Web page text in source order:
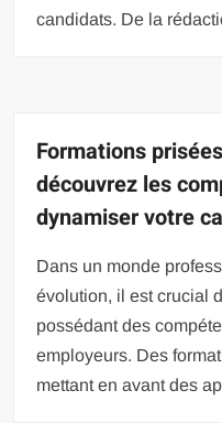
candidats. De la
Formations
découvrez les
dynamiser votre
Dans un monde
évolution, il est crucial
possédant des
employeurs. Des
mettant en avant des